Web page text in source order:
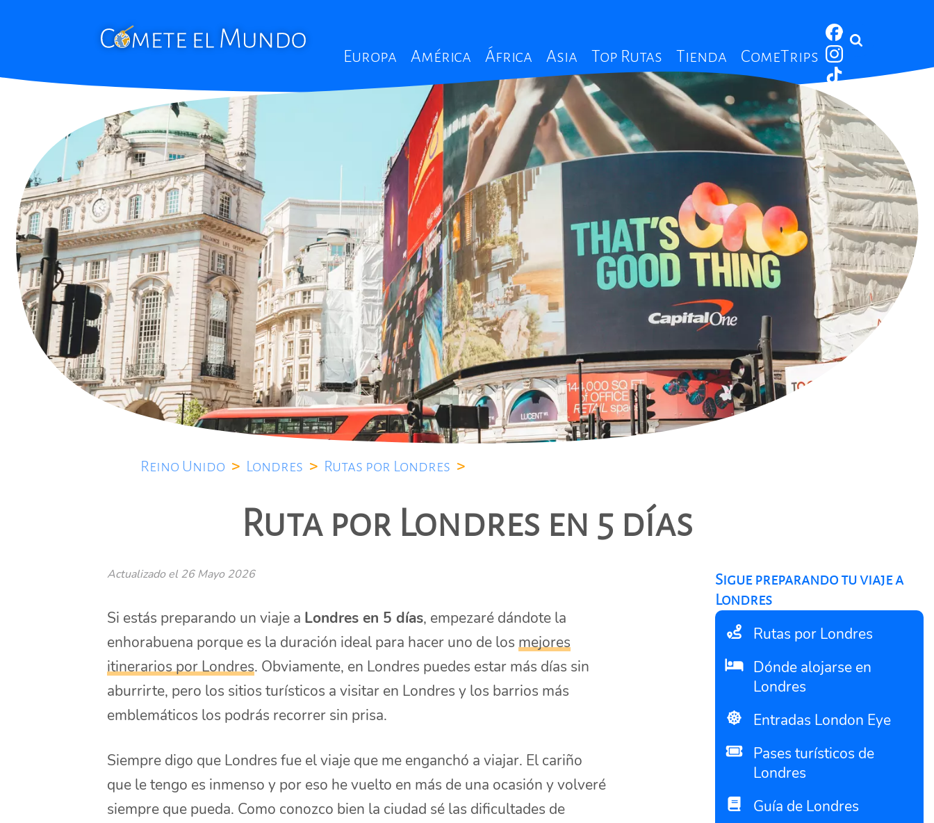
Main
navigation
Europa América África Asia Top Rutas Tienda ComeTrips
Reino Unido > Londres > Rutas por Londres >
Ruta por Londres en 5 días
Actualizado el 26 Mayo 2026
Si estás preparando un viaje a Londres en 5 días, empezaré dándote la
enhorabuena porque es la duración ideal para hacer uno de losmejores
itinerarios por Londres. Obviamente, en Londres puedes estar más días sin
aburrirte, pero los sitios turísticos a visitar en Londres y los barrios más
emblemáticos los podrás recorrer sin prisa.
Siempre digo que Londres fue el viaje que me enganchó a viajar. El cariño
que le tengo es inmenso y por eso he vuelto en más de una ocasión y volveré
siempre que pueda. Como conozco bien la ciudad sé las dificultades de
Sigue preparando tu viaje a
Londres
Rutas por Londres
Dónde alojarse en
Londres
Entradas London Eye
Pases turísticos de
Londres
Guía de Londres